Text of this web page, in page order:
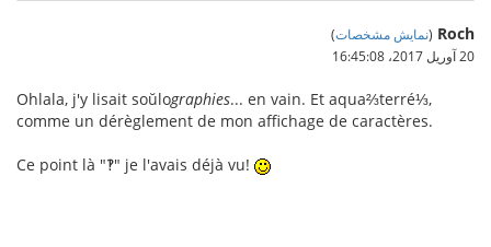
Roch
(نمایش مشخصات)
20 آوریل 2017،‏ 16:45:08
Ohlala, j'y lisait soŭlographies... en vain. Et aqua⅔terré⅓,
comme un dérèglement de mon affichage de caractères.
Ce point là "‽" je l'avais déjà vu!